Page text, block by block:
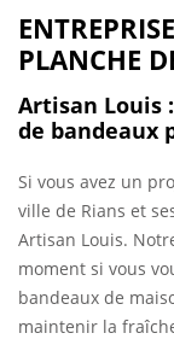
PLANCHE
Artisan Louis
de bandeaux
Si vous avez un
ville de Rians et
Artisan Louis.
moment si vous
bandeaux de
maintenir la